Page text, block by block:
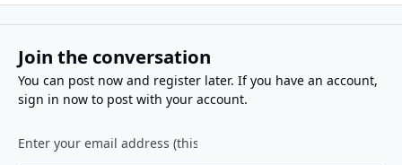
Join the conversation
You can post now and register later. If you have an account,
sign in nowto post with your account.